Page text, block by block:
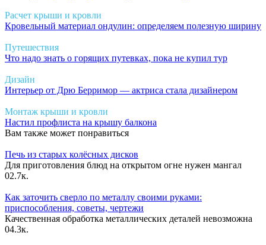
Расчет крыши и кровли
Кровельный материал ондулин: определяем полезную ширину
Путешествия
Что надо знать о горящих путевках, пока не купил тур
Дизайн
Интерьер от Дрю Берримор — актриса стала дизайнером
Монтаж крыши и кровли
Настил профлиста на крышу балкона
Вам также может понравиться
Печь из старых колёсных дисков
Для приготовления блюд на открытом огне нужен мангал
02.7к.
Как заточить сверло по металлу своими руками:
приспособления, советы, чертежи
Качественная обработка металлических деталей невозможна
04.3к.